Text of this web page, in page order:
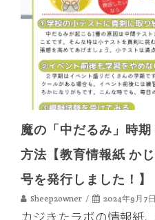
魔の「中だるみ」時
方法【教育情報紙 か
号を発行しました！】
Sheep2owner 2024年9月7日